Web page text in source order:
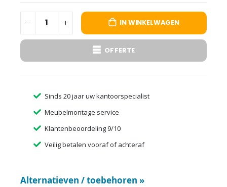
IN WINKELWAGEN
OFFERTE
Sinds 20 jaar uw kantoorspecialist
Meubelmontage service
Klantenbeoordeling 9/10
Veilig betalen vooraf of achteraf
Alternatieven / toebehoren »